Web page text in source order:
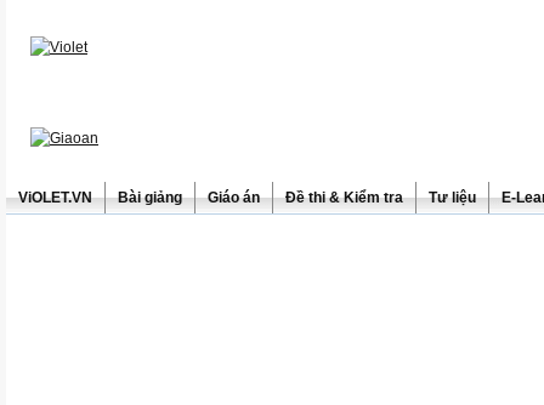
ViOLET.VN Bài giảng Giáo án Đề thi & Kiểm tra Tư liệu E-